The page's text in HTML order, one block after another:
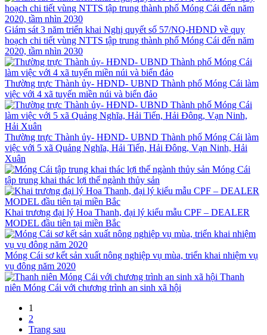
Giám sát 3 năm triển khai Nghị quyết số 57/NQ-HĐND về quy
hoạch chi tiết vùng NTTS tập trung thành phố Móng Cái đến năm
2020, tầm nhìn 2030
Thường trực Thành ủy- HĐND- UBND Thành phố Móng Cái làm
việc với 4 xã tuyến miền núi và biển đảo
Thường trực Thành ủy- HĐND- UBND Thành phố Móng Cái làm
việc với 5 xã Quảng Nghĩa, Hải Tiến, Hải Đông, Vạn Ninh, Hải
Xuân
Móng Cái
tập trung khai thác lợi thế ngành thủy sản
Khai trương đại lý Hoa Thanh, đại lý kiểu mẫu CPF – DEALER
MODEL đầu tiên tại miền Bắc
Móng Cái sơ kết sản xuất nông nghiệp vụ mùa, triển khai nhiệm vụ
vụ đông năm 2020
Thanh
niên Móng Cái với chương trình an sinh xã hội
1
2
Trang sau